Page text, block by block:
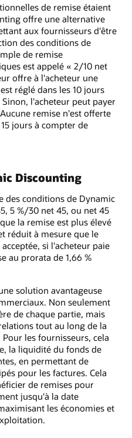
de remise étaient
offre une alternative
aux fournisseurs d'être
des conditions de
de remise
est appelé « 2/10 net
offre à l'acheteur une
réglé dans les 10 jours
l'acheteur peut payer
remise n'est offerte
jours à compter de
Discounting
des conditions de Dynamic
5 %/30 net 45, ou net 45
la remise est plus élevé
réduit à mesure que le
si l'acheteur paie
au prorata de 1,66 %
solution avantageuse
Non seulement
de chaque partie, mais
tout au long de la
les fournisseurs, cela
la liquidité du fonds de
en permettant de
pour les factures. Cela
de remises pour
jusqu'à la date
les économies et